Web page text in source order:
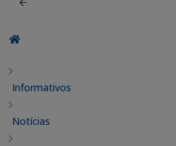
Informativos
Notícias